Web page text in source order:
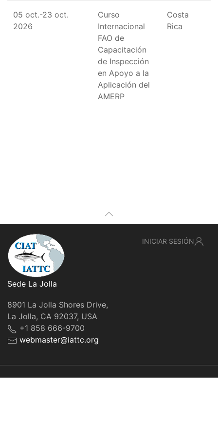
05 oct.-23 oct.
2026
Curso
Internacional
FAO de
Capacitación
de Inspección
en Apoyo a la
Aplicación del
AMERP
Costa
Rica
Sede La Jolla
8901 La Jolla Shores Drive,
La Jolla, CA 92037, USA
+1 858 666-9700
webmaster@iattc.org
INICIAR SESIÓN
© IATTC, 2022-2026